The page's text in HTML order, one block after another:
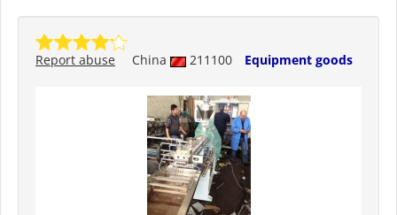
China 211100 Equipment goods
Report abuse